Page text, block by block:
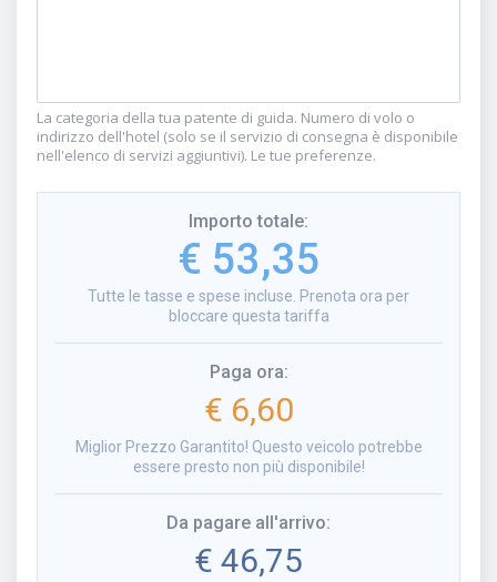
La categoria della tua patente di guida. Numero di volo o
indirizzo dell'hotel (solo se il servizio di consegna è disponibile
nell'elenco di servizi aggiuntivi). Le tue preferenze.
Importo totale:
€ 53,35
Tutte le tasse e spese incluse. Prenota ora per
bloccare questa tariffa
Paga ora:
€ 6,60
Miglior Prezzo Garantito! Questo veicolo potrebbe
essere presto non più disponibile!
Da pagare all'arrivo:
€ 46,75